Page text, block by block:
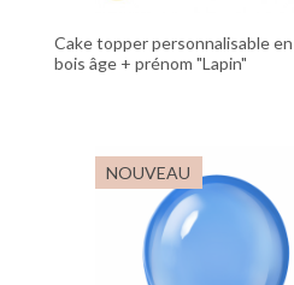
Cake topper personnalisable en
bois âge + prénom "Lapin"
NOUVEAU